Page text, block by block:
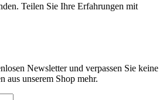
Teilen Sie Ihre Erfahrungen mit
Newsletter und verpassen Sie keine
aus unserem Shop mehr.